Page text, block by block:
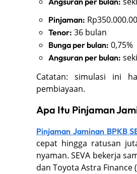
Pinjaman:
Tenor: 36 bulan
Bunga per bulan: 0,75%
Angsuran per bulan:
Catatan: simulasi ini
pembiayaan.
Apa Itu Pinjaman
Pinjaman Jaminan BPKB
cepat hingga ratusan
nyaman. SEVA bekerja
dan Toyota Astra Finance